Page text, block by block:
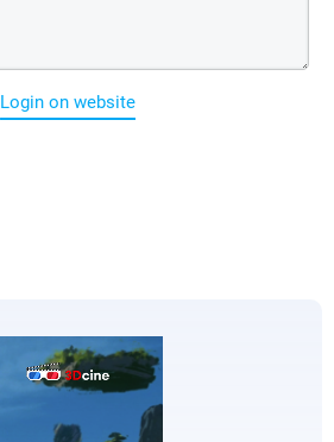
Login on website